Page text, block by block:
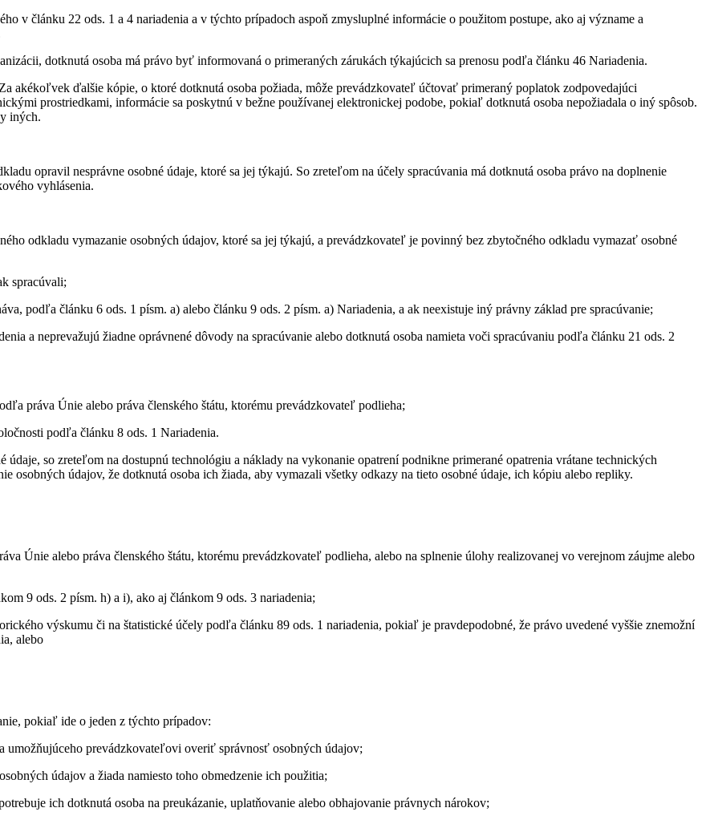
v článku 22 ods. 1 a 4 nariadenia a v týchto prípadoch aspoň zmysluplné informácie o použitom postupe, ako aj význame a
dotknutá osoba má právo byť informovaná o primeraných zárukách týkajúcich sa prenosu podľa článku 46 Nariadenia.
akékoľvek ďalšie kópie, o ktoré dotknutá osoba požiada, môže prevádzkovateľ účtovať primeraný poplatok zodpovedajúci
prostriedkami, informácie sa poskytnú v bežne používanej elektronickej podobe, pokiaľ dotknutá osoba nepožiadala o iný spôsob.
iných.
opravil nesprávne osobné údaje, ktoré sa jej týkajú. So zreteľom na účely spracúvania má dotknutá osoba právo na doplnenie
vyhlásenia.
odkladu vymazanie osobných údajov, ktoré sa jej týkajú, a prevádzkovateľ je povinný bez zbytočného odkladu vymazať osobné
spracúvali;
podľa článku 6 ods. 1 písm. a) alebo článku 9 ods. 2 písm. a) Nariadenia, a ak neexistuje iný právny základ pre spracúvanie;
a neprevažujú žiadne oprávnené dôvody na spracúvanie alebo dotknutá osoba namieta voči spracúvaniu podľa článku 21 ods. 2
práva Únie alebo práva členského štátu, ktorému prevádzkovateľ podlieha;
podľa článku 8 ods. 1 Nariadenia.
so zreteľom na dostupnú technológiu a náklady na vykonanie opatrení podnikne primerané opatrenia vrátane technických
osobných údajov, že dotknutá osoba ich žiada, aby vymazali všetky odkazy na tieto osobné údaje, ich kópiu alebo repliky.
Únie alebo práva členského štátu, ktorému prevádzkovateľ podlieha, alebo na splnenie úlohy realizovanej vo verejnom záujme alebo
9 ods. 2 písm. h) a i), ako aj článkom 9 ods. 3 nariadenia;
výskumu či na štatistické účely podľa článku 89 ods. 1 nariadenia, pokiaľ je pravdepodobné, že právo uvedené vyššie znemožní
alebo
pokiaľ ide o jeden z týchto prípadov:
umožňujúceho prevádzkovateľovi overiť správnosť osobných údajov;
údajov a žiada namiesto toho obmedzenie ich použitia;
ich dotknutá osoba na preukázanie, uplatňovanie alebo obhajovanie právnych nárokov;